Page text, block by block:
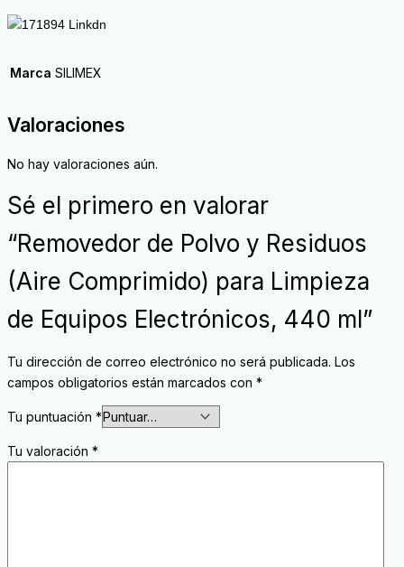
Marca SILIMEX
Valoraciones
No hay valoraciones aún.
Sé el primero en valorar
“Removedor de Polvo y Residuos
(Aire Comprimido) para Limpieza
de Equipos Electrónicos, 440 ml”
Tu dirección de correo electrónico no será publicada. Los
campos obligatorios están marcados con *
Tu puntuación *
Tu valoración *